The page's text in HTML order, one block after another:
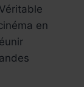
en